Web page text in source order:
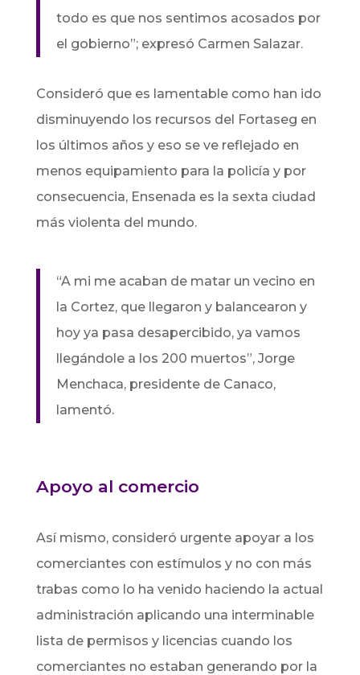
todo es que nos sentimos acosados por
el gobierno”; expresó Carmen Salazar.
Consideró que es lamentable como han ido
disminuyendo los recursos del Fortaseg en
los últimos años y eso se ve reflejado en
menos equipamiento para la policía y por
consecuencia, Ensenada es la sexta ciudad
más violenta del mundo.
“A mi me acaban de matar un vecino en
la Cortez, que llegaron y balancearon y
hoy ya pasa desapercibido, ya vamos
llegándole a los 200 muertos”, Jorge
Menchaca, presidente de Canaco,
lamentó.
Apoyo al comercio
Así mismo, consideró urgente apoyar a los
comerciantes con estímulos y no con más
trabas como lo ha venido haciendo la actual
administración aplicando una interminable
lista de permisos y licencias cuando los
comerciantes no estaban generando por la